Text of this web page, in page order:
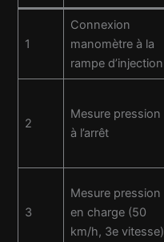
1
Connexion
manomètre à la
rampe d’injection
2
Mesure pression
à l’arrêt
3
Mesure pression
en charge (50
km/h, 3e vitesse)